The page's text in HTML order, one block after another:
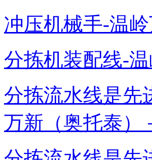
冲压机械手-温
分拣机装配线-
分拣流水线是先
万新（奥托泰）